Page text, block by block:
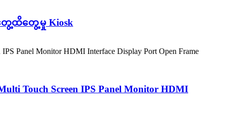
တွေ့ထိတွေ့မှု Kiosk
Screen IPS Panel Monitor HDMI